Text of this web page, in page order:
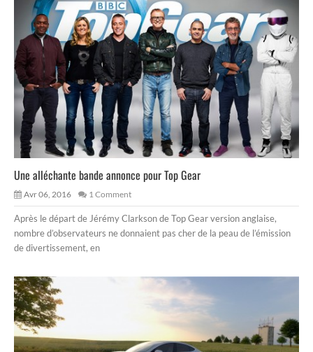
Une alléchante bande annonce pour Top Gear
Avr 06, 2016 1 Comment
Après le départ de Jérémy Clarkson de Top Gear version anglaise,
nombre d’observateurs ne donnaient pas cher de la peau de l’émission
de divertissement, en